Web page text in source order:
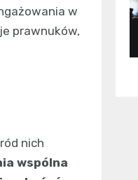
w
prawnuków,
nich
wspólna